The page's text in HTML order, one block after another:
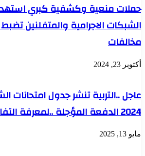
حملات منعية وكشفية كبري
الشبكات الاجرامية والمتفلنين
مخالفات
أكتوبر 23, 2024
عاجل ..التربية تنشر جدول امتحانات
2024 الدفعة المؤجلة ..لمعرفة التفاصيل افتح الرابط
مايو 13, 2025